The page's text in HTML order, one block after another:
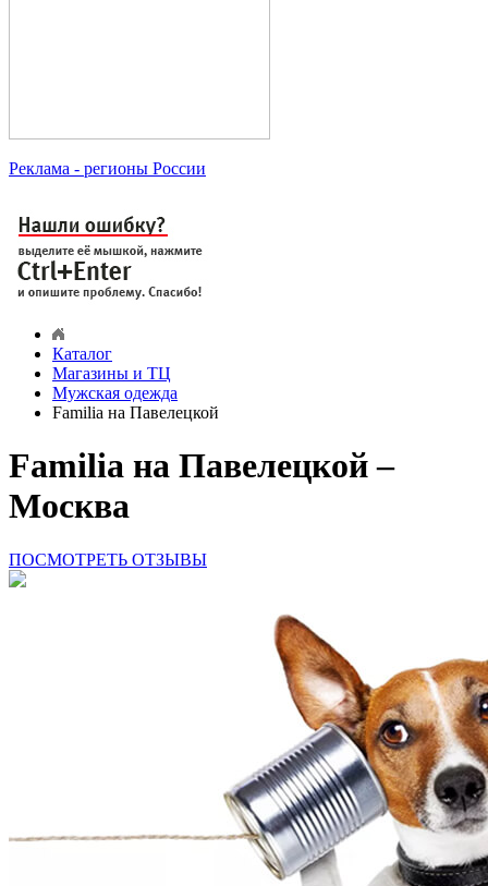
Реклама - регионы России
Каталог
Магазины и ТЦ
Мужская одежда
Familia на Павелецкой
Familia на Павелецкой –
Москва
ПОСМОТРЕТЬ ОТЗЫВЫ